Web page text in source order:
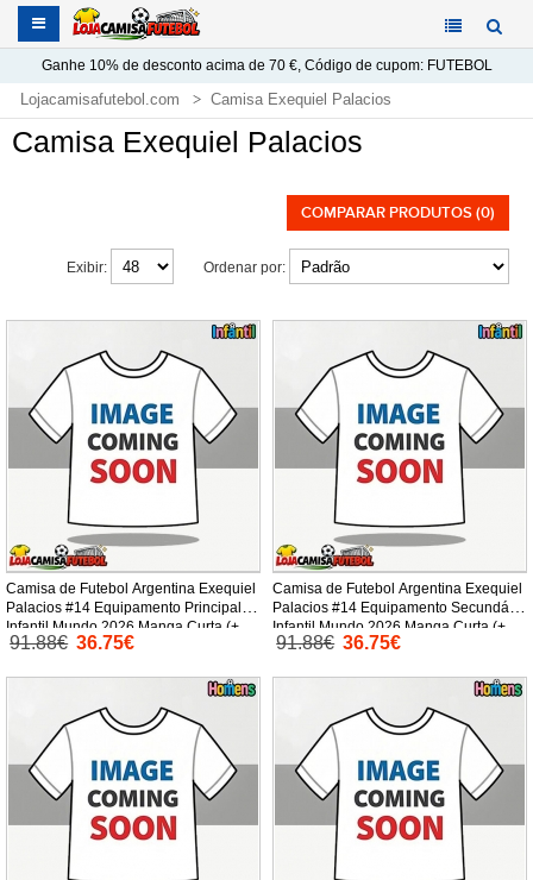
Ganhe 10%de desconto acima de 70 €, Código de cupom: FUTEBOL
Lojacamisafutebol.com Camisa Exequiel Palacios
Camisa Exequiel Palacios
COMPARAR PRODUTOS (0)
Ordenar por:
Exibir:
Camisa de Futebol Argentina Exequiel
Palacios #14 Equipamento Principal
Infantil Mundo 2026 Manga Curta (+
Calças curtas)
91.88€ 36.75€
Camisa de Futebol Argentina Exequiel
Palacios #14 Equipamento Secundário
Infantil Mundo 2026 Manga Curta (+
Calças curtas)
91.88€ 36.75€